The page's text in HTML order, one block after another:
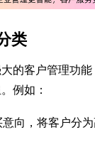
类
的客户管理功
例如：
向，将客户分